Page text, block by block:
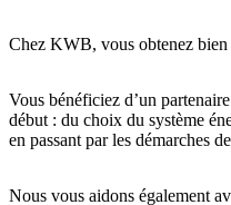
Chez KWB, vous obtenez bien
Vous bénéficiez d’un
début : du choix du système
en passant par les démarches
Nous vous aidons également